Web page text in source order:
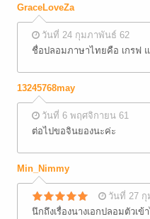
GraceLoveZa
วันที่ 24 กุมภาพันธ์ 62
ชื่อปลอมภาษาไทยคือ เกรฟ
13245768may
วันที่ 6 พฤศจิกายน 61
ต่อไปขอจินยองนะค่ะ
Min_Nimmy
วันที่ 27
นึกถึงเรื่องนางเอกปลอมตัวเ